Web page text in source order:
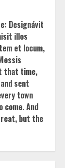
Designávit
illos
et locum,
that time,
sent
town
come. And
but the